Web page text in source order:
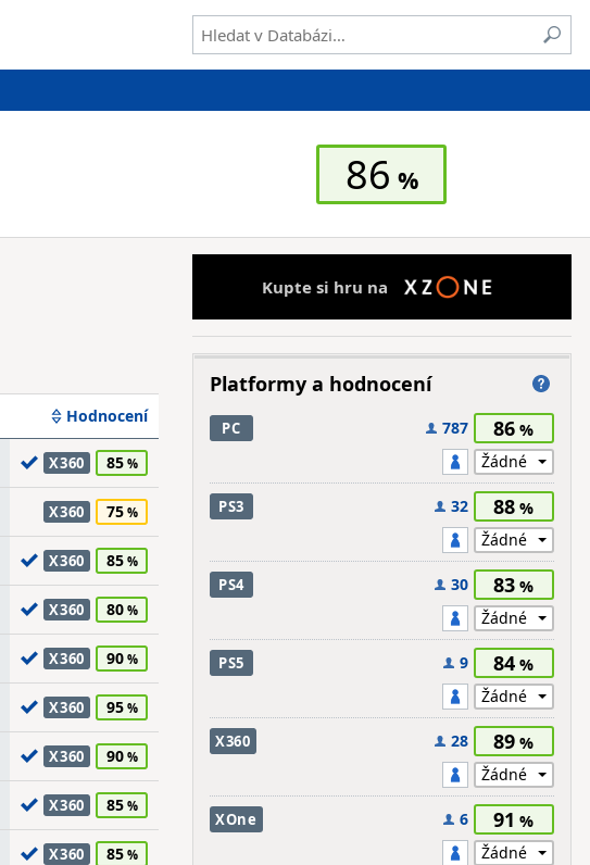
86
Hodnocení
X360 85
X360 75
X360 85
X360 80
X360 90
X360 95
X360 90
X360 85
X360 85
Kupte si hru na
Platformy a hodnocení
PC 787 86
PS3 32 88
PS4 30 83
PS5 9 84
X360 28 89
XOne 6 91